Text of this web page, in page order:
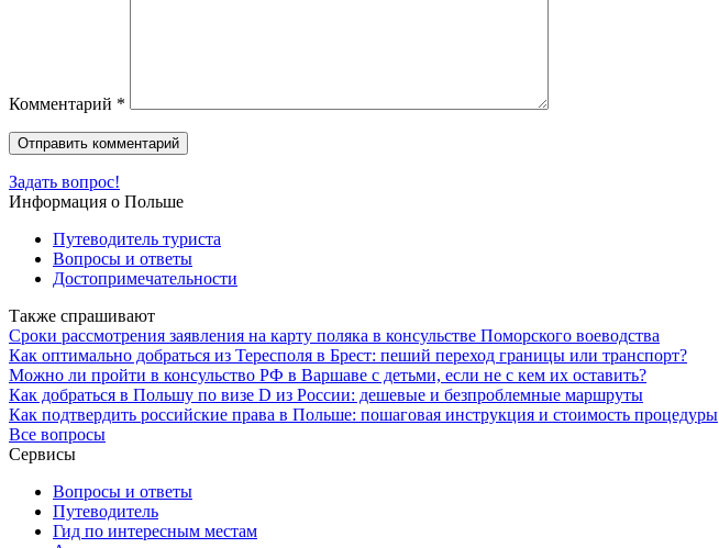
Комментарий *
Задать вопрос!
Информация о Польше
Путеводитель туриста
Вопросы и ответы
Достопримечательности
Также спрашивают
Сроки рассмотрения заявления на карту поляка в консульстве Поморского воеводства
Как оптимально добраться из Тересполя в Брест: пеший переход границы или транспорт?
Можно ли пройти в консульство РФ в Варшаве с детьми, если не с кем их оставить?
Как добраться в Польшу по визе D из России: дешевые и безпроблемные маршруты
Как подтвердить российские права в Польше: пошаговая инструкция и стоимость процедуры
Все вопросы
Сервисы
Вопросы и ответы
Путеводитель
Гид по интересным местам